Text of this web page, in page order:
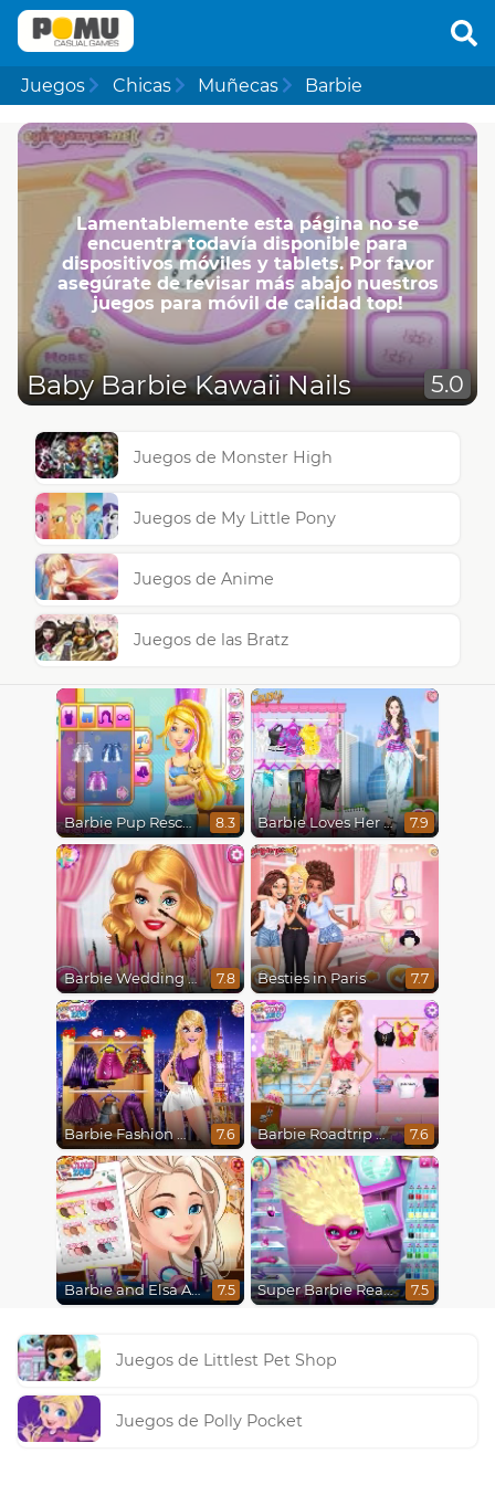
Juegos Chicas Muñecas Barbie
Lamentablemente esta página no se
encuentra todavía disponible para
dispositivos móviles y tablets. Por favor
asegúrate de revisar más abajo nuestros
juegos para móvil de calidad top!
Baby Barbie Kawaii Nails 5.0
Juegos de Monster High
Juegos de My Little Pony
Juegos de Anime
Juegos de las Bratz
Barbie Pup Rescue 8.3 Barbie Loves Her Job 7.9
Barbie Wedding Fun 7.8 Besties in Paris 7.7
Barbie Fashion Week Model 7.6 Barbie Roadtrip Adventure 7.6
Barbie and Elsa Autumn Patterns 7.5 Super Barbie Real Haircuts 7.5
Juegos de Littlest Pet Shop
Juegos de Polly Pocket